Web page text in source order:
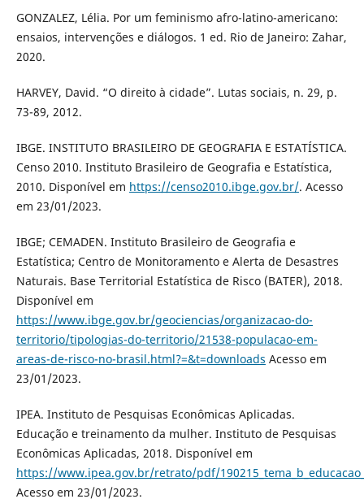
GONZALEZ, Lélia. Por um feminismo afro-latino-americano:
ensaios, intervenções e diálogos. 1 ed. Rio de Janeiro: Zahar,
2020.
HARVEY, David. “O direito à cidade”. Lutas sociais, n. 29, p.
73-89, 2012.
IBGE. INSTITUTO BRASILEIRO DE GEOGRAFIA E ESTATÍSTICA.
Censo 2010. Instituto Brasileiro de Geografia e Estatística,
2010. Disponível em https://censo2010.ibge.gov.br/. Acesso
em 23/01/2023.
IBGE; CEMADEN. Instituto Brasileiro de Geografia e
Estatística; Centro de Monitoramento e Alerta de Desastres
Naturais. Base Territorial Estatística de Risco (BATER), 2018.
Disponível em
https://www.ibge.gov.br/geociencias/organizacao-do-
territorio/tipologias-do-territorio/21538-populacao-em-
areas-de-risco-no-brasil.html?=&t=downloads Acesso em
23/01/2023.
IPEA. Instituto de Pesquisas Econômicas Aplicadas.
Educação e treinamento da mulher. Instituto de Pesquisas
Econômicas Aplicadas, 2018. Disponível em
https://www.ipea.gov.br/retrato/pdf/
Acesso em 23/01/2023.